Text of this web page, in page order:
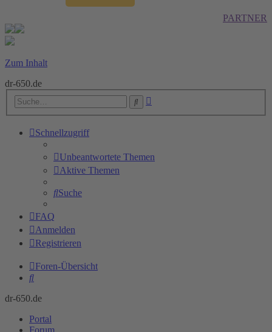
PARTNER
Zum Inhalt
dr-650.de
Suche
Schnellzugriff
Unbeantwortete Themen
Aktive Themen
Suche
FAQ
Anmelden
Registrieren
Foren-Übersicht
Suche
dr-650.de
Portal
Forum